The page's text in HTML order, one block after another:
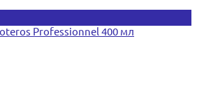
Professionnel 400 мл